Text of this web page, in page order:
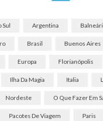
Sul Argentina
Brasil Buenos Aires
Europa Florianópolis
Ilha Da Magia Italia
Nordeste O Que Fazer Em
Pacotes De Viagem Paris